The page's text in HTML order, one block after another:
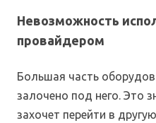
Невозможность
провайдером
Большая часть
залочено под него. Это
захочет перейти в